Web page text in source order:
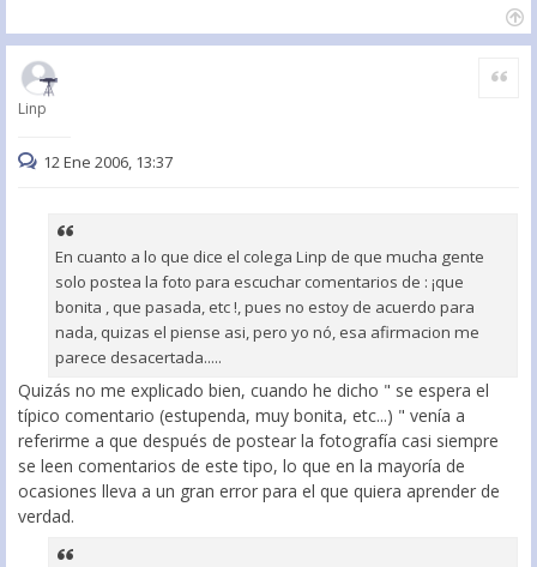
Linp
Citar
12 Ene 2006, 13:37
En cuanto a lo que dice el colega Linp de que mucha gente
solo postea la foto para escuchar comentarios de : ¡que
bonita , que pasada, etc !, pues no estoy de acuerdo para
nada, quizas el piense asi, pero yo nó, esa afirmacion me
parece desacertada.....
Quizás no me explicado bien, cuando he dicho " se espera el
típico comentario (estupenda, muy bonita, etc...) " venía a
referirme a que después de postear la fotografía casi siempre
se leen comentarios de este tipo, lo que en la mayoría de
ocasiones lleva a un gran error para el que quiera aprender de
verdad.